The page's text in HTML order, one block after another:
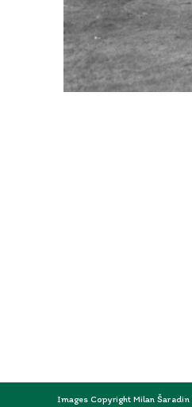
Images Copyright Milan